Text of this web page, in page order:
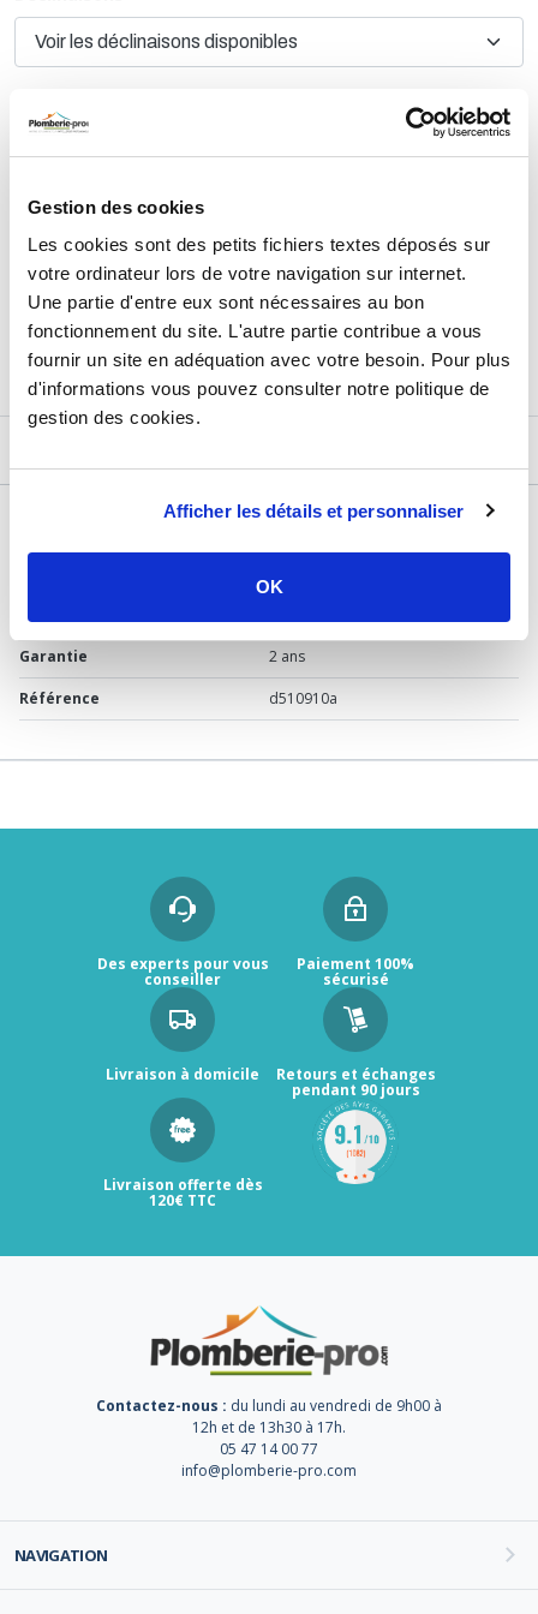
Gestion des cookies
Les cookies sont des petits fichiers textes déposés sur
votre ordinateur lors de votre navigation sur internet.
Une partie d'entre eux sont nécessaires au bon
fonctionnement du site. L'autre partie contribue a vous
fournir un site en adéquation avec votre besoin. Pour plus
d'informations vous pouvez consulter notre politique de
gestion des cookies.
Afficher les détails et personnaliser
OK
12,89 €
AJOUTER AU PANIER
Retours et échanges jusqu'à 90 jours
En savoir plus
DÉTAILS TECHNIQUES
Marque
Garantie 2 ans
Référence d510910a
Des experts pour vous
conseiller
Paiement 100%
sécurisé
Livraison à domicile Retours et échanges
pendant 90 jours
Livraison offerte dès
120€ TTC
Contactez-nous : du lundi au vendredi de 9h00 à
12h et de 13h30 à 17h.
05 47 14 00 77
info@plomberie-pro.com
NAVIGATION